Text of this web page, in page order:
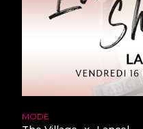
MODE